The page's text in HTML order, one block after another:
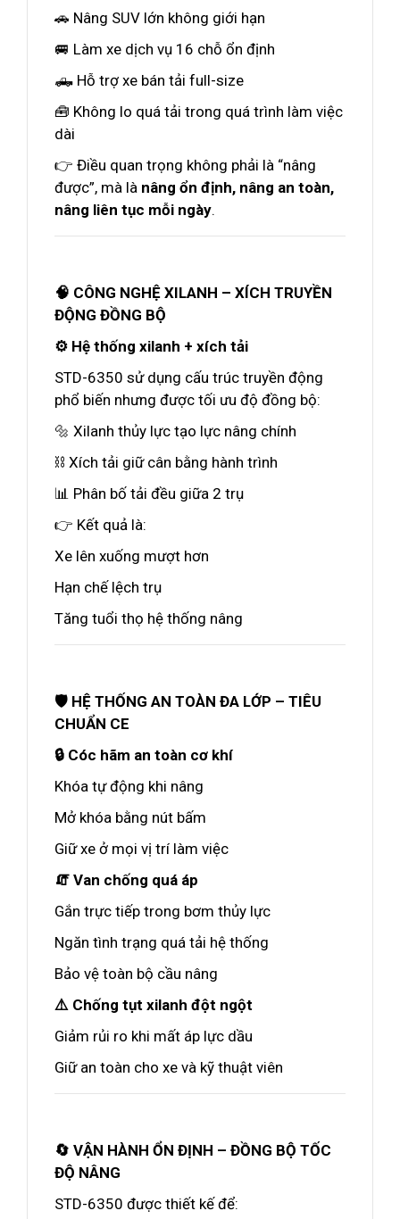
🚗 Nâng SUV lớn không giới hạn
🚐 Làm xe dịch vụ 16 chỗ ổn định
🛻 Hỗ trợ xe bán tải full-size
🧰 Không lo quá tải trong quá trình làm việc
dài
👉 Điều quan trọng không phải là “nâng
được”, mà là nâng ổn định, nâng an toàn,
nâng liên tục mỗi ngày.
🧠 CÔNG NGHỆ XILANH – XÍCH TRUYỀN
ĐỘNG ĐỒNG BỘ
⚙️ Hệ thống xilanh + xích tải
STD-6350 sử dụng cấu trúc truyền động
phổ biến nhưng được tối ưu độ đồng bộ:
🔩 Xilanh thủy lực tạo lực nâng chính
⛓️ Xích tải giữ cân bằng hành trình
📊 Phân bố tải đều giữa 2 trụ
👉 Kết quả là:
Xe lên xuống mượt hơn
Hạn chế lệch trụ
Tăng tuổi thọ hệ thống nâng
🛡️ HỆ THỐNG AN TOÀN ĐA LỚP – TIÊU
CHUẨN CE
🔒 Cóc hãm an toàn cơ khí
Khóa tự động khi nâng
Mở khóa bằng nút bấm
Giữ xe ở mọi vị trí làm việc
🧯 Van chống quá áp
Gắn trực tiếp trong bơm thủy lực
Ngăn tình trạng quá tải hệ thống
Bảo vệ toàn bộ cầu nâng
⚠️ Chống tụt xilanh đột ngột
Giảm rủi ro khi mất áp lực dầu
Giữ an toàn cho xe và kỹ thuật viên
🔄 VẬN HÀNH ỔN ĐỊNH – ĐỒNG BỘ TỐC
ĐỘ NÂNG
STD-6350 được thiết kế để: